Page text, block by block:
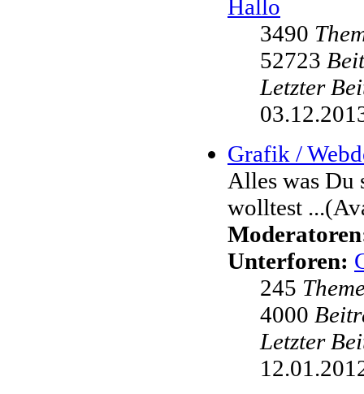
Hallo
3490
52723
Letzter
Grafik /
Alles was Du
wolltest
Unterforen:
245
4000
Letzter